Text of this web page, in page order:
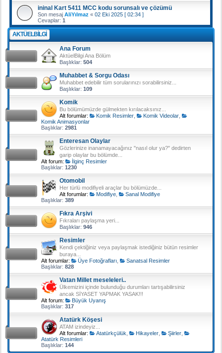
ininal Kart 5411 MCC kodu sorunsalı ve çözümü
Son mesaj AliYılmaz « 02 Eki 2025 [ 02:34 ]
Cevaplar: 1
AKTÜELBILGI
Ana Forum
AktüelBilgi Ana Bölüm
Başlıklar: 504
Muhabbet & Sorgu Odası
Muhabbet edebilir tüm sorularınızı sorabilirsiniz...
Başlıklar: 109
Komik
Bu bölümümüzde gülmekten kırılacaksınız...
Alt forumlar:
Komik Resimler, Komik Videolar,
Komik Animasyonlar
Başlıklar: 2981
Enteresan Olaylar
Gözlerinize inanamayacağınız "nasıl olur ya?" dedirten
garip olaylar bu bölümde...
Alt forum:
İlginç Resimler
Başlıklar: 1230
Otomobil
Her türlü modifiyeli araçlar bu bölümüzde...
Alt forumlar:
Modifiye,
Sanal Modifiye
Başlıklar: 389
Fıkra Arşivi
Fıkraları paylaşma yeri...
Başlıklar: 946
Resimler
Kendi çektiğiniz veya paylaşmak istediğiniz bütün resimler
buraya...
Alt forumlar:
Üye Fotoğrafları
Sanatsal Resimler
Başlıklar: 828
Vatan Millet meseleleri..
Ülkemizini içinde bulunduğu durumları tartışabilirsiniz
ancak SİYASET YAPMAK YASAK!!!
Alt forum:
Büyük Uyanış
Başlıklar: 317
Atatürk Köşesi
ATAM izindeyiz...
Alt forumlar:
Atatürkçülük Hikayeler, Şiirler,
Atatürk Resimleri
Başlıklar: 144